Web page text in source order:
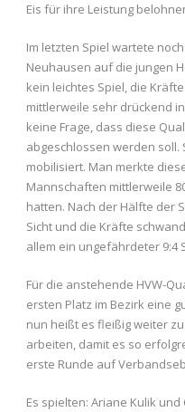
Eis für ihre Leistung
Im letzten Spiel wartete
Neuhausen auf die jungen
kein leichtes Spiel, die
mittlerweile sehr drückend
keine Frage, dass diese
abgeschlossen werden soll.
mobilisiert. Man merkte
Mannschaften mittlerweile
hatten. Nach der Hälfte der
Sicht und die Kräfte
allem ein ungefährdeter 9:4
Für die anstehende HVW-
ersten Platz im Bezirk eine
nun heißt es fleißig weiter
arbeiten, damit es so
erste Runde auf
Es spielten: Ariane Kulik